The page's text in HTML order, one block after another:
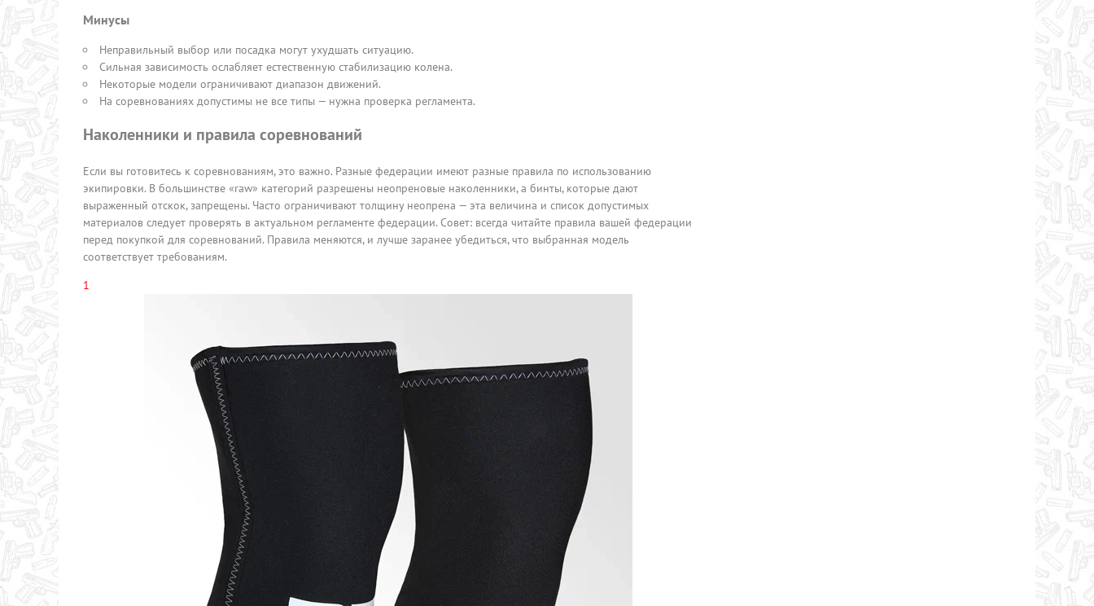
Минусы
Неправильный выбор или посадка могут ухудшать ситуацию.
Сильная зависимость ослабляет естественную стабилизацию колена.
Некоторые модели ограничивают диапазон движений.
На соревнованиях допустимы не все типы — нужна проверка регламента.
Наколенники и правила соревнований
Если вы готовитесь к соревнованиям, это важно. Разные федерации имеют разные правила по использованию
экипировки. В большинстве «raw» категорий разрешены неопреновые наколенники, а бинты, которые дают
выраженный отскок, запрещены. Часто ограничивают толщину неопрена — эта величина и список допустимых
материалов следует проверять в актуальном регламенте федерации. Совет: всегда читайте правила вашей федерации
перед покупкой для соревнований. Правила меняются, и лучше заранее убедиться, что выбранная модель
соответствует требованиям.
1